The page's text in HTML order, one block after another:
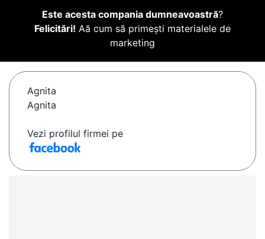
Este acesta compania dumneavoastră?
Felicitări! Aă cum să primești materialele de
marketing
Agnita
Agnita
Vezi profilul firmei pe